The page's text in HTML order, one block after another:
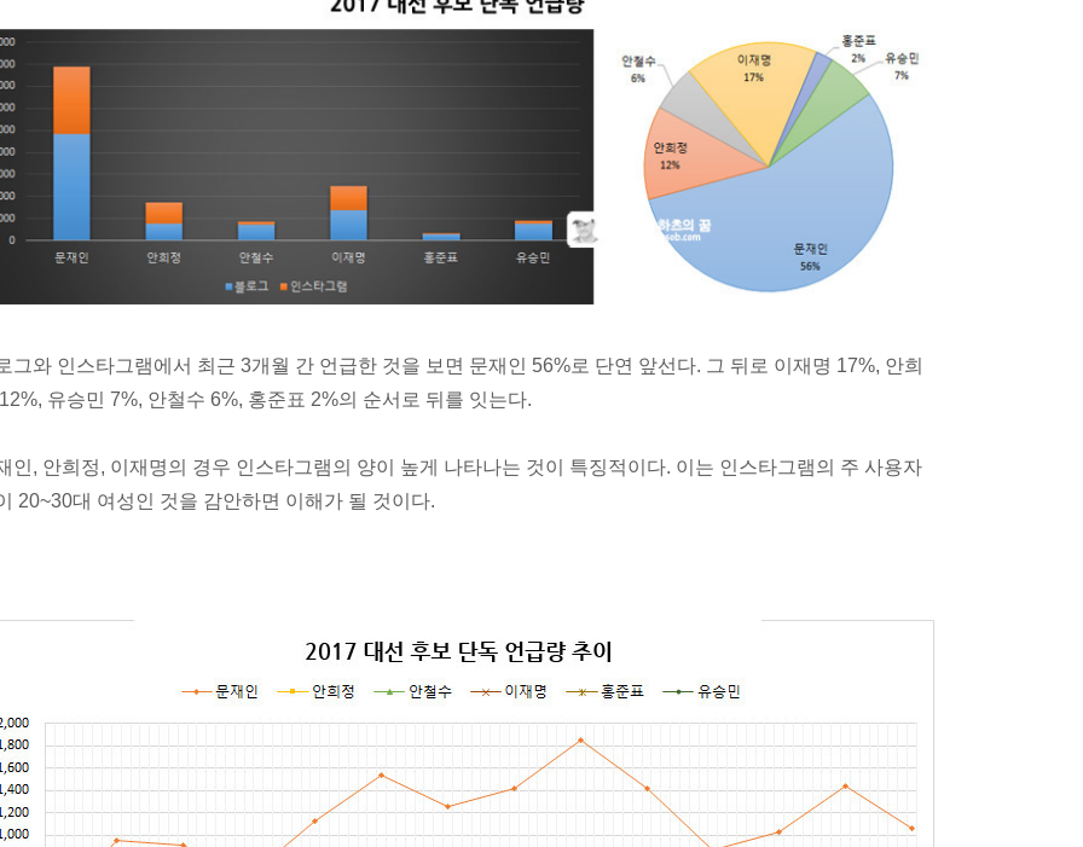
그와 인스타그램에서 최근 3개월 간 언급한 것을 보면 문재인 56%로 단연 앞선다. 그 뒤로 이재명 17%, 안희
유승민 7%, 안철수 6%, 홍준표 2%의 순서로 뒤를 잇는다.
인, 안희정, 이재명의 경우 인스타그램의 양이 높게 나타나는 것이 특징적이다. 이는 인스타그램의 주 사용자
20~30대 여성인 것을 감안하면 이해가 될 것이다.